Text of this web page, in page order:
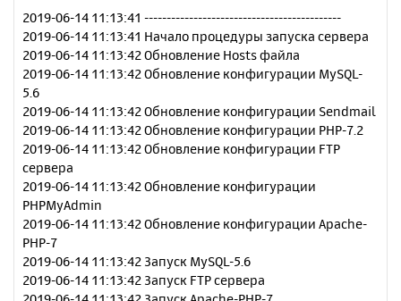
и
е
2019-06-14 11:13:41 --------------------------------------------
2019-06-14 11:13:41 Начало процедуры запуска сервера
2019-06-14 11:13:42 Обновление Hosts файла
2019-06-14 11:13:42 Обновление конфигурации MySQL-
5.6
2019-06-14 11:13:42 Обновление конфигурации Sendmail
2019-06-14 11:13:42 Обновление конфигурации PHP-7.2
2019-06-14 11:13:42 Обновление конфигурации FTP
сервера
2019-06-14 11:13:42 Обновление конфигурации
PHPMyAdmin
2019-06-14 11:13:42 Обновление конфигурации Apache-
PHP-7
2019-06-14 11:13:42 Запуск MySQL-5.6
2019-06-14 11:13:42 Запуск FTP сервера